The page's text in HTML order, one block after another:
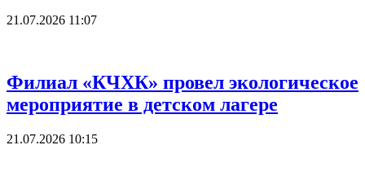
21.07.2026 11:07
Филиал «КЧХК» провел экологическое
мероприятие в детском лагере
21.07.2026 10:15